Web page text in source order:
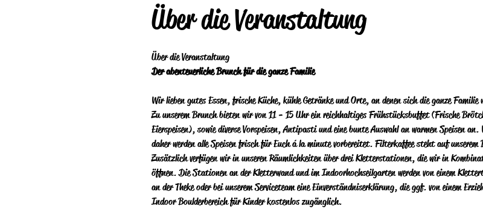
Über die Veranstaltung
Über die Veranstaltung
Der abenteuerliche Brunch für die ganze Familie
Wir lieben gutes Essen, frische Küche, kühle Getränke und Orte, an denen sich die ganze
Zu unserem Brunch bieten wir von 11 - 15 Uhr ein reichhaltiges Frühstücksbuffet (Frische
Eierspeisen), sowie diverse Vorspeisen, Antipasti und eine bunte Auswahl an warmen Speisen
daher werden alle Speisen frisch für Euch á la minute vorbereitet.  Filterkaffee steht auf
Zusätzlich verfügen wir in unseren Räumlichkeiten über drei Kletterstationen, die wir in
öffnen. Die Stationen an der Kletterwand und im Indoorhochseilgarten werden von einem
an der Theke oder bei unserem Serviceteam eine Einverständniserklärung, die ggf. von einem
Indoor Boulderbereich für Kinder kostenlos zugänglich.